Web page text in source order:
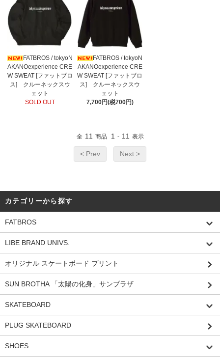
FATBROS / tokyoN
AKANOexperience CRE
W SWEAT [ファットブロ
ス] クルーネックスウ
ェット
SOLD OUT
FATBROS / tokyoN
AKANOexperience CRE
W SWEAT [ファットブロ
ス] クルーネックスウ
ェット
7,700円(税700円)
全 11 商品 1 - 11 表示
< Prev Next >
カテゴリーから探す
FATBROS
LIBE BRAND UNIVS.
オリジナル スケートボード プリント
SUN BROTHA 「太陽の化身」サンブラザ
SKATEBOARD
PLUG SKATEBOARD
SHOES